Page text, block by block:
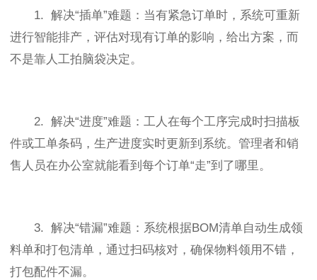
1. 解决“插单”难题：当有紧急订单时，系统可重新
进行智能排产，评估对现有订单的影响，给出方案，而
不是靠人工拍脑袋决定。
2. 解决“进度”难题：工人在每个工序完成时扫描板
件或工单条码，生产进度实时更新到系统。管理者和销
售人员在办公室就能看到每个订单“走”到了哪里。
3. 解决“错漏”难题：系统根据BOM清单自动生成领
料单和打包清单，通过扫码核对，确保物料领用不错，
打包配件不漏。